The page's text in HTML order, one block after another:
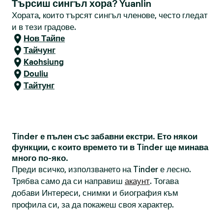
Търсиш сингъл хора? Yuanlin
Хората, които търсят сингъл членове, често гледат
и в тези градове.
Нов Тайпе
Тайчунг
Kaohsiung
Douliu
Тайтунг
Tinder е пълен със забавни екстри. Ето някои
функции, с които времето ти в Tinder ще минава
много по-яко.
Преди всичко, използването на Tinder е лесно.
Трябва само да си направиш акаунт. Тогава
добави Интереси, снимки и биография към
профила си, за да покажеш своя характер.